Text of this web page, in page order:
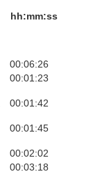
hh:mm:ss
00:06:26
00:01:23
00:01:42
00:01:45
00:02:02
00:03:18